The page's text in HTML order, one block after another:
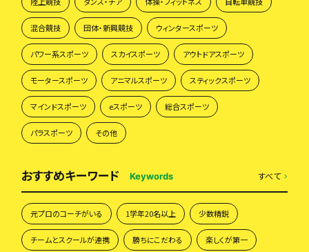
混合競技 団体・新興競技 ウィンタースポーツ
パワー系スポーツ スカイスポーツ アウトドアスポーツ
モータースポーツ アニマルスポーツ スティックスポーツ
マインドスポーツ eスポーツ 総合スポーツ
パラスポーツ その他
おすすめキーワード Keywords すべて
元プロのコーチがいる 1学年20名以上 少数精鋭
チームとスクールが連携 勝ちにこだわる 楽しくが第一